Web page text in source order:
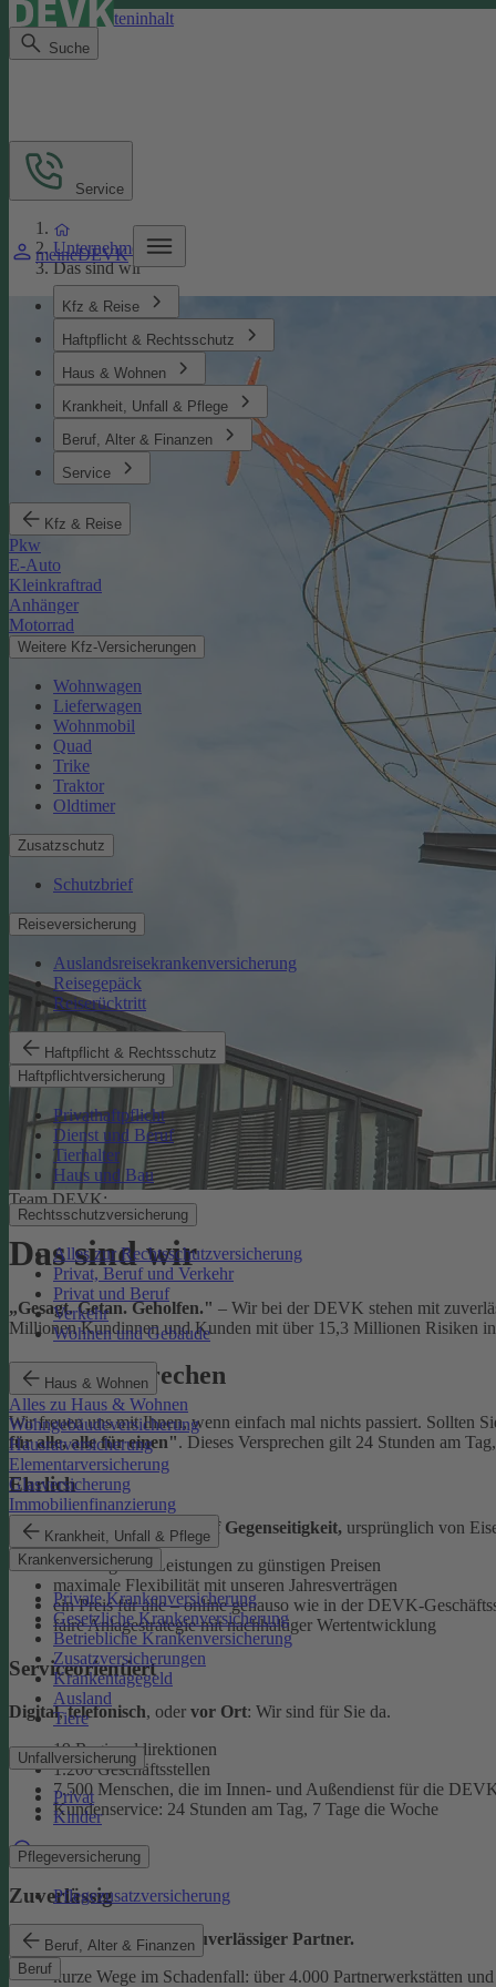
Direkt zum Seiteninhalt
Suche
meineDEVK
Kfz & Reise
Haftpflicht & Rechtsschutz
Haus & Wohnen
Krankheit, Unfall & Pflege
Beruf, Alter & Finanzen
Service
Kfz & Reise
Pkw
E-Auto
Kleinkraftrad
Anhänger
Motorrad
Weitere Kfz-Versicherungen
Wohnwagen
Lieferwagen
Wohnmobil
Quad
Trike
Traktor
Oldtimer
Zusatzschutz
Schutzbrief
Reiseversicherung
Auslandsreisekrankenversicherung
Reisegepäck
Reiserücktritt
Haftpflicht & Rechtsschutz
Haftpflichtversicherung
Privathaftpflicht
Dienst und Beruf
Tierhalter
Haus und Bau
Rechtsschutzversicherung
Alles zur Rechtsschutzversicherung
Privat, Beruf und Verkehr
Privat und Beruf
Verkehr
Wohnen und Gebäude
Haus & Wohnen
Alles zu Haus & Wohnen
Wohngebäudeversicherung
Hausratversicherung
Elementarversicherung
Glasversicherung
Immobilienfinanzierung
Krankheit, Unfall & Pflege
Krankenversicherung
Private Krankenversicherung
Gesetzliche Krankenversicherung
Betriebliche Krankenversicherung
Zusatzversicherungen
Krankentagegeld
Ausland
Tiere
Unfallversicherung
Privat
Kinder
Pflegeversicherung
Pflegezusatzversicherung
Beruf, Alter & Finanzen
Beruf
Service
Unternehmen
Das sind wir
Team DEVK:
Das sind wir
„Gesagt. Getan. Geholfen." – Wir bei der DEVK stehen mit
Millionen Kundinnen und Kunden mit über 15,3 Millionen Risiken in
Unser Versprechen
Wir freuen uns mit Ihnen, wenn einfach mal nichts passiert. Sollten
für alle, alle für einen". Dieses Versprechen gilt 24 Stunden am
Ehrlich
AlsVersicherungsverein auf Gegenseitigkeit, ursprünglich von
überzeugende Leistungen zu günstigen Preisen
maximale Flexibilität mit unseren Jahresverträgen
ein Preis für alle – online genauso wie in der DEVK-
faire Anlagestrategie mit nachhaltiger Wertentwicklung
Serviceorientiert
Digital,telefonisch, oder vor Ort: Wir sind für Sie da.
19 Regionaldirektionen
1.200 Geschäftsstellen
7.500 Menschen, die im Innen- und Außendienst für die
Kundenservice: 24 Stunden am Tag, 7 Tage die Woche
Beratung finden
Zuverlässig
Wir sind ein starker und zuverlässiger Partner.
kurze Wege im Schadenfall: über 4.000 Partnerwerkstätten